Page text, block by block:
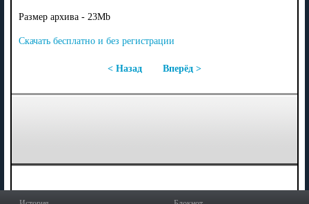
Размер архива - 23Mb
Скачать бесплатно и без регистрации
< Назад Вперёд >